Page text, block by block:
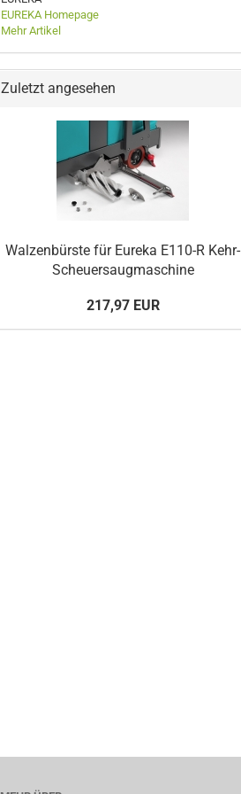
EUREKA Homepage
Mehr Artikel
Zuletzt angesehen
Walzenbürste für Eureka E110-R Kehr-
Scheuersaugmaschine
217,97 EUR